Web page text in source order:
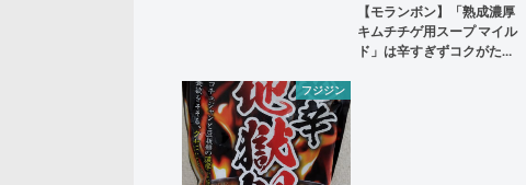
【モランボン】「熟成濃厚
キムチチゲ用スープ マイル
ド」は辛すぎずコクがた…
フジジン